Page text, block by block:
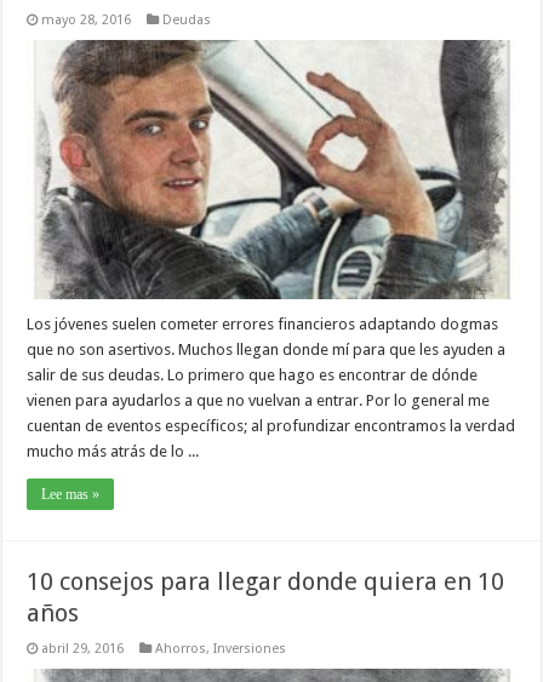
mayo 28, 2016 Deudas
Los jóvenes suelen cometer errores financieros adaptando dogmas
que no son asertivos. Muchos llegan donde mí para que les ayuden a
salir de sus deudas. Lo primero que hago es encontrar de dónde
vienen para ayudarlos a que no vuelvan a entrar. Por lo general me
cuentan de eventos específicos; al profundizar encontramos la verdad
mucho más atrás de lo ...
Lee mas »
10 consejos para llegar donde quiera en 10
años
abril 29, 2016 Ahorros,Inversiones